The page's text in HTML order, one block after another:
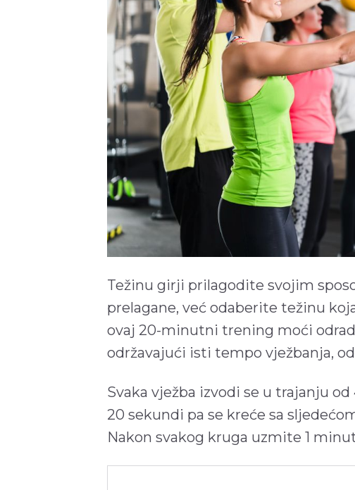
Težinu girji prilagodite svojim
prelagane, već odaberite težinu
ovaj 20-minutni trening moći
održavajući isti tempo vježbanja,
Svaka vježba izvodi se u trajanju
20 sekundi pa se kreće sa
Nakon svakog kruga uzmite 1